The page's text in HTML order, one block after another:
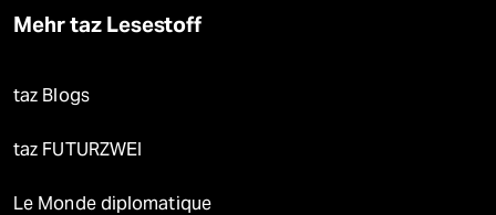
Mehr taz Lesestoff
taz Blogs
taz FUTURZWEI
Le Monde diplomatique